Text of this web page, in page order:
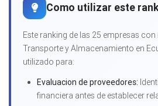
Como utilizar este
Este ranking de las 25 empresas
Transporte y Almacenamiento en
utilizado para:
Evaluacion de proveedores:
financiera antes de establecer